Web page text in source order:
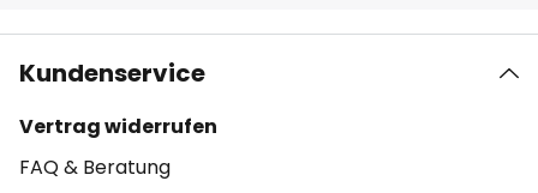
Kundenservice
Vertrag widerrufen
FAQ & Beratung